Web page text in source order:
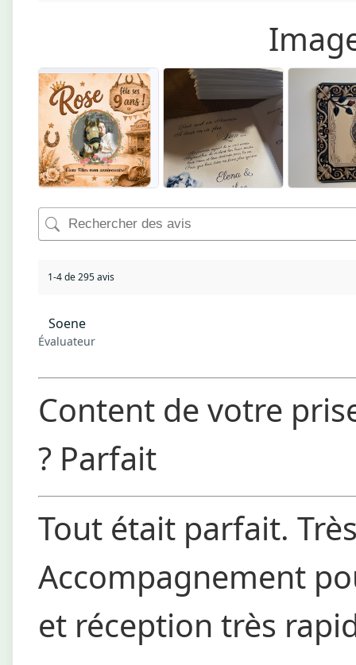
1-4 de 295 avis
Soene
Évaluateur
Content de votre
? Parfait
Tout était parfait.
Accompagnement
et réception très